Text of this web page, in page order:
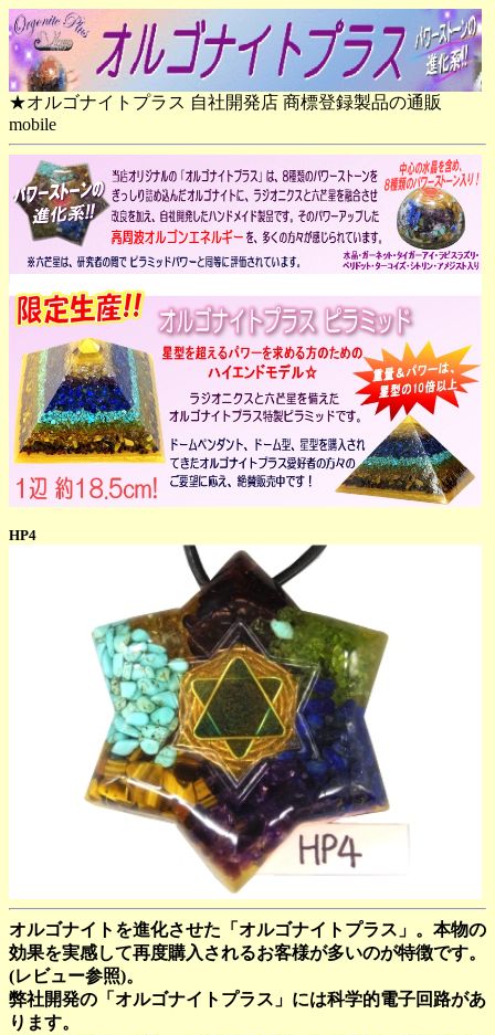
★オルゴナイトプラス 自社開発店 商標登録製品の通販
mobile
HP4
オルゴナイトを進化させた「オルゴナイトプラス」。本物の
効果を実感して再度購入されるお客様が多いのが特徴です。
(レビュー参照)。
弊社開発の「オルゴナイトプラス」には科学的電子回路があ
ります。